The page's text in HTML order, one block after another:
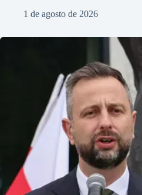
1 de agosto de 2026